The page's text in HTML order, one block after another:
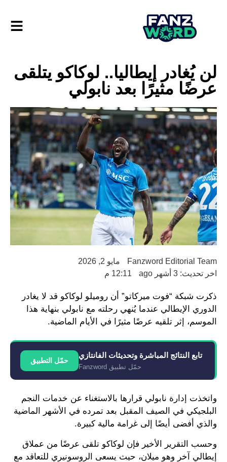
لن يُغادر إيطاليا.. لوكاكو يتلقى
عرضًا مثيرًا بعد نابولي
Fanzword Editorial Team
مايو 2, 2026
اخر تحديث: 3 أشهر ago
12:11 م
ذكرت شبكة “فوت ميركاتو” أن روميلو لوكاكو قد لا يغادر
الدوري الإيطالي عندما يُنهي رحلته مع نابولي بنهاية هذا
الموسم، إثر تلقيه عرضًا مثيرًا في الأيام الماضية.
تابع النتائج المباشرة وتحديثات الفانتازي
حمّل تطبيق Fanzword
حمّل التطبيق
واتخذت إدارة نابولي قرارها بالاستغناء عن خدمات النجم
البلجيكي في الصيف المقبل بعد تمرده في الأشهر الماضية
والذي أفضى أيضًا إلى غرامة مالية كبيرة.
وحسب التقرير الأخير فإن لوكاكو تلقى عرضًا من عملاق
إيطالي آخر وهو ميلان، حيث يسعى الروسونيري للتعاقد مع